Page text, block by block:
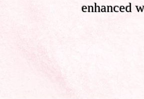
enhanced